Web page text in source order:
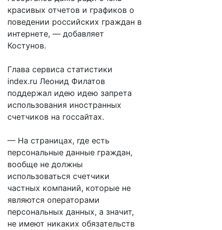
красивых отчетов и графиков о
поведении российских граждан в
интернете, — добавляет
Костунов.
Глава сервиса статистики
index.ru Леонид Филатов
поддержал идею идею запрета
использования иностранных
счетчиков на госсайтах.
— На страницах, где есть
персональные данные граждан,
вообще не должны
использоваться счетчики
частных компаний, которые не
являются операторами
персональных данных, а значит,
не имеют никаких обязательств